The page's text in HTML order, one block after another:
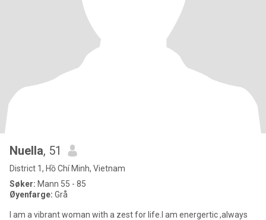
Nuella, 51
District 1, Hồ Chí Minh, Vietnam
Søker: Mann 55 - 85
Øyenfarge: Grå
I am a vibrant woman with a zest for life.I am energertic ,always